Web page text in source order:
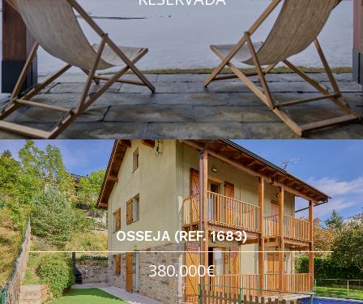
OSSEJA (REF. 1683)
380.000€